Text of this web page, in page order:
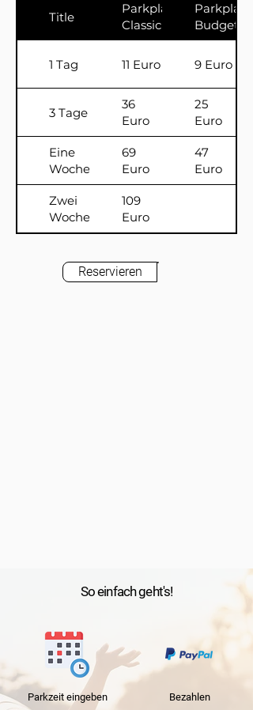
Title
Parkplatz
Classic
Parkplatz
Budget
1 Tag 11 Euro 9 Euro
3 Tage
36
Euro
25
Euro
Eine
Woche
69
Euro
47
Euro
Zwei
Wochen
109
Euro
Reservieren
So einfach geht's!
Parkzeit eingeben Bezahlen